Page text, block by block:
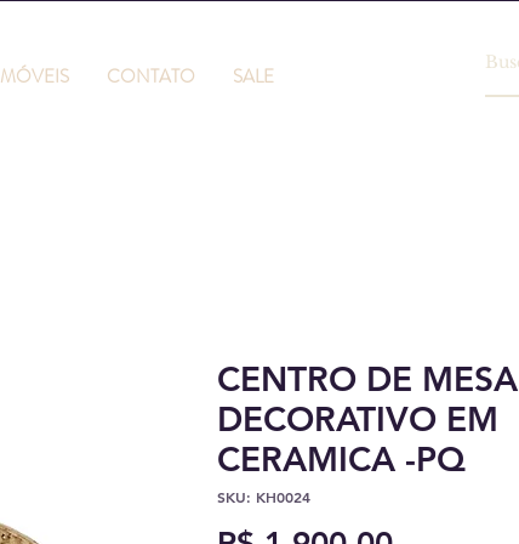
MÓVEIS CONTATO SALE
CENTRO DE MESA
DECORATIVO EM
CERAMICA -PQ
SKU: KH0024